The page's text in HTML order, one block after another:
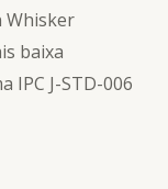
Whisker
baixa
IPC J-STD-006